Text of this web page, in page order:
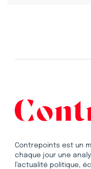
Contrepoints est un
chaque jour une
l’actualité politique,